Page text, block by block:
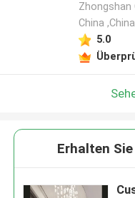
Zhongshan
China ,China
5.0
Erhalten